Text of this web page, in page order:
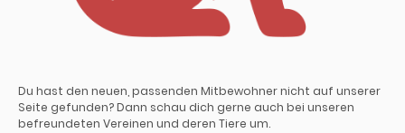
Du hast den neuen, passenden Mitbewohner nicht auf unserer
Seite gefunden? Dann schau dich gerne auch bei unseren
befreundeten Vereinen und deren Tiere um.